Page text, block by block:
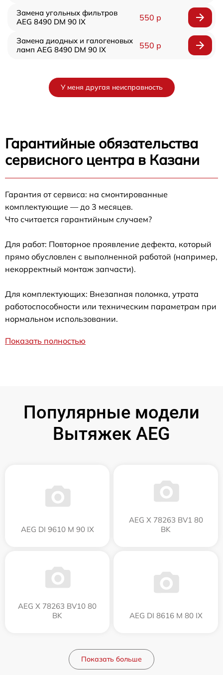
Замена угольных фильтров
AEG 8490 DM 90 IX
550 р
Замена диодных и галогеновых
ламп AEG 8490 DM 90 IX
550 р
У меня другая неисправность
Гарантийные обязательства
сервисного центра в Казани
Гарантия от сервиса: на смонтированные
комплектующие — до 3 месяцев.
Что считается гарантийным случаем?
Для работ: Повторное проявление дефекта, который
прямо обусловлен с выполненной работой (например,
некорректный монтаж запчасти).
Для комплектующих: Внезапная поломка, утрата
работоспособности или техническим параметрам при
нормальном использовании.
Показать полностью
Популярные модели
Вытяжек AEG
AEG DI 9610 M 90 IX
AEG X 78263 BV1 80
BK
AEG X 78263 BV10 80
BK
AEG DI 8616 M 80 IX
Показать больше